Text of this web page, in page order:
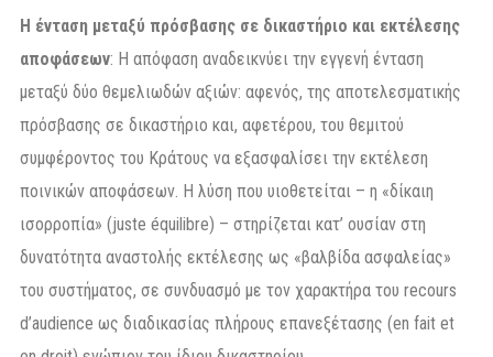
Η ένταση μεταξύ πρόσβασης σε δικαστήριο και εκτέλεσης
αποφάσεων: Η απόφαση αναδεικνύει την εγγενή ένταση
μεταξύ δύο θεμελιωδών αξιών: αφενός, της αποτελεσματικής
πρόσβασης σε δικαστήριο και, αφετέρου, του θεμιτού
συμφέροντος του Κράτους να εξασφαλίσει την εκτέλεση
ποινικών αποφάσεων. Η λύση που υιοθετείται – η «δίκαιη
ισορροπία» (juste équilibre) – στηρίζεται κατ’ ουσίαν στη
δυνατότητα αναστολής εκτέλεσης ως «βαλβίδα ασφαλείας»
του συστήματος, σε συνδυασμό με τον χαρακτήρα του recours
d’audience ως διαδικασίας πλήρους επανεξέτασης (en fait et